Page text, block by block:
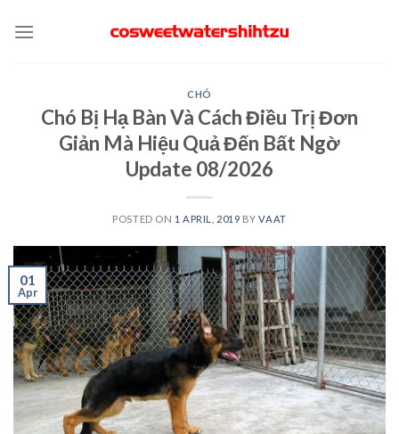
CHÓ
Chó Bị Hạ Bàn Và Cách Điều Trị Đơn
Giản Mà Hiệu Quả Đến Bất Ngờ
Update 08/2026
POSTED ON 1 APRIL, 2019 BYVAAT
01
Apr